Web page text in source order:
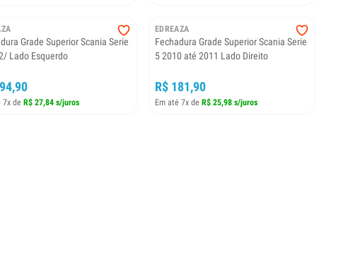
Grade Superior Scania Serie
Lado Esquerdo
7x de R$ 27,84 s/juros
EDREAZA
Fechadura Grade Superior Scania Serie
5 2010 até 2011 Lado Direito
R$ 181,90
Em até 7x de R$ 25,98 s/juros